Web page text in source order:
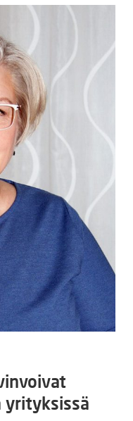
yrityksissä